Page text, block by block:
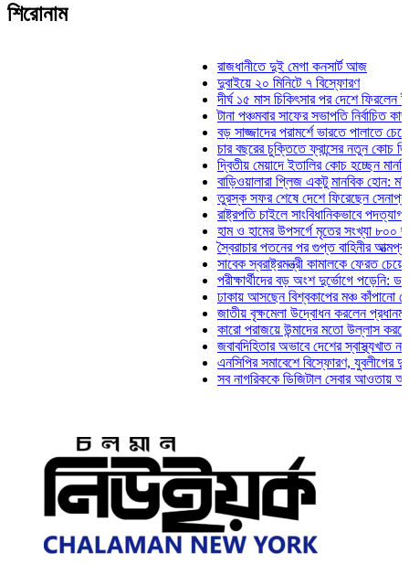
শিরোনাম
রাজধানীতে দুই মেগা কনসার্ট আজ
দুবাইয়ে ২০ মিনিটে ৭ বিস্ফোরণ
দীর্ঘ ১৫ মাস চিকিৎসার পর দেশে ফিরলেন ইলিয়াস
টানা পঞ্চমবার সাফের সভাপতি নির্বাচিত কাজী
বড় সাজ্জাদের পরামর্শে ভারতে পালাতে
চার বছরের চুক্তিতে ফ্রান্সের নতুন কোচ জিদান
দ্বিতীয় মেয়াদে ইতালির কোচ হচ্ছেন মানচিনি
বাড়িওয়ালারা প্লিজ একটু মানবিক হোন: মনিরা মিঠু
তুরস্ক সফর শেষে দেশে ফিরেছেন সেনাপ্রধান
রাষ্ট্রপতি চাইলে সাংবিধানিকভাবে পদত্যাগ করতে
হাম ও হামের উপসর্গে মৃতের সংখ্যা ৮০০ ছাড়াল
স্বৈরাচার পতনের পর গুপ্ত বাহিনীর আত্মপ্রকাশ:
সাবেক স্বরাষ্ট্রমন্ত্রী কামালকে ফেরত চেয়ে
পরীক্ষার্থীদের বড় অংশ দুর্ভোগে পড়েনি: ড. মাহ্‌দী
ঢাকায় আসছেন বিশ্বকাপের মঞ্চ কাঁপানো সেই
জাতীয় বৃক্ষমেলা উদ্বোধন করলেন প্রধানমন্ত্রী
কারো পরাজয়ে উন্মাদের মতো উল্লাস করতে হয়
জবাবদিহিতার অভাবে দেশের স্বাস্থ্যখাত নানা
এনসিপির সমাবেশে বিস্ফোরণ, যুবলীগের দুই
সব নাগরিককে ডিজিটাল সেবার আওতায় আনতে